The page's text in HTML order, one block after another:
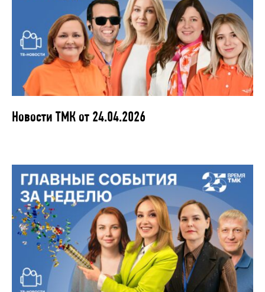
Новости ТМК от 24.04.2026